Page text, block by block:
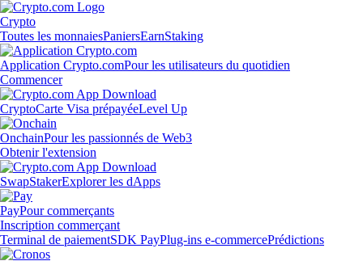
Crypto
Toutes les monnaiesPaniersEarnStaking
Application Crypto.comPour les utilisateurs du quotidien
Commencer
CryptoCarte Visa prépayéeLevel Up
OnchainPour les passionnés de Web3
Obtenir l'extension
SwapStakerExplorer les dApps
PayPour commerçants
Inscription commerçant
Terminal de paiementSDK PayPlug-ins e-commercePrédictions